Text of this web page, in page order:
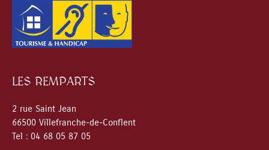
LES REMPARTS
2 rue Saint Jean
66500 Villefranche-de-Conflent
Tel : 04 68 05 87 05